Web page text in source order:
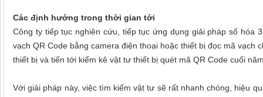
Các định hướng trong thời gian tới
Công ty tiếp tục nghiên cứu, tiếp tục ứng dụng giải pháp số hóa
vạch QR Code bằng camera điện thoại hoặc thiết bị đọc mã
thiết bị và tiến tới kiểm kê vật tư thiết bị quét mã QR Code cuối
Với giải pháp này, việc tìm kiếm vật tư sẽ rất nhanh chóng, hiệu